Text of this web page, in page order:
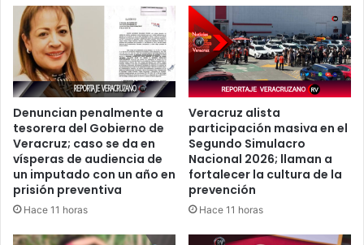
Denuncian penalmente a
tesorera del Gobierno de
Veracruz; caso se da en
vísperas de audiencia de
un imputado con un año en
prisión preventiva
Hace 11 horas
Veracruz alista
participación masiva en el
Segundo Simulacro
Nacional 2026; llaman a
fortalecer la cultura de la
prevención
Hace 11 horas